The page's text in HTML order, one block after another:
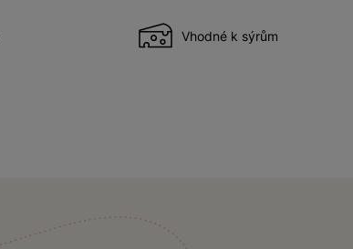
Vhodné k sýrům